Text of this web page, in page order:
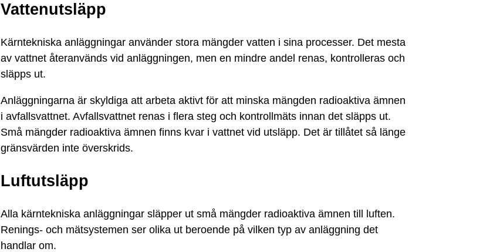
Vattenutsläpp
Kärntekniska anläggningar använder stora mängder vatten i sina processer. Det mesta
av vattnet återanvänds vid anläggningen, men en mindre andel renas, kontrolleras och
släpps ut.
Anläggningarna är skyldiga att arbeta aktivt för att minska mängden radioaktiva ämnen
i avfallsvattnet. Avfallsvattnet renas i flera steg och kontrollmäts innan det släpps ut.
Små mängder radioaktiva ämnen finns kvar i vattnet vid utsläpp. Det är tillåtet så länge
gränsvärden inte överskrids.
Luftutsläpp
Alla kärntekniska anläggningar släpper ut små mängder radioaktiva ämnen till luften.
Renings- och mätsystemen ser olika ut beroende på vilken typ av anläggning det
handlar om.